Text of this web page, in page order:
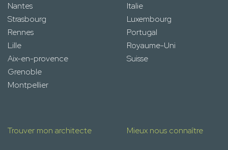
Nantes
Strasbourg
Rennes
Lille
Aix-en-provence
Grenoble
Montpellier
Italie
Luxembourg
Portugal
Royaume-Uni
Suisse
Trouver mon architecte Mieux nous connaître